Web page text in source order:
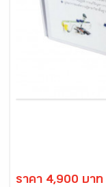
ราคา 4,900 บาท